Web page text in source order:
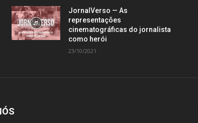
JornalVerso — As
representações
cinematográficas do jornalista
como herói
23/10/2021